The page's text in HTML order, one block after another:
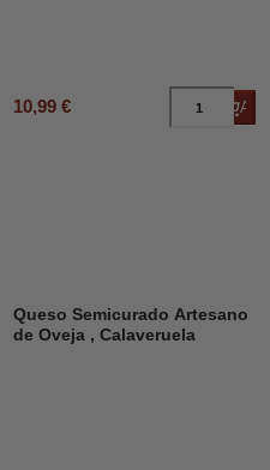
10,99 €
Queso Semicurado Artesano
de Oveja , Calaveruela